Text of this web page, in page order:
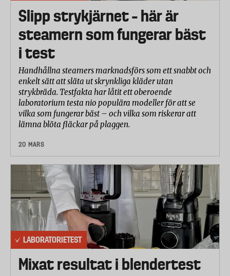
Slipp strykjärnet – här är
steamern som fungerar bäst
i test
Handhållna steamers marknadsförs som ett snabbt och
enkelt sätt att släta ut skrynkliga kläder utan
strykbräda. Testfakta har låtit ett oberoende
laboratorium testa nio populära modeller för att se
vilka som fungerar bäst – och vilka som riskerar att
lämna blöta fläckar på plaggen.
20 MARS
LABORATORIETEST
Mixat resultat i blendertest